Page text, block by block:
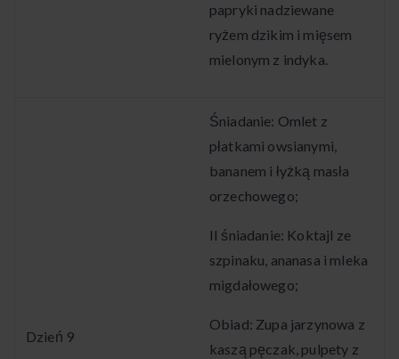
papryki nadziewane
ryżem dzikim i mięsem
mielonym z indyka.
Dzień 9
Śniadanie: Omlet z
płatkami owsianymi,
bananem i łyżką masła
orzechowego;
II śniadanie: Koktajl ze
szpinaku, ananasa i mleka
migdałowego;
Obiad: Zupa jarzynowa z
kaszą pęczak, pulpety z